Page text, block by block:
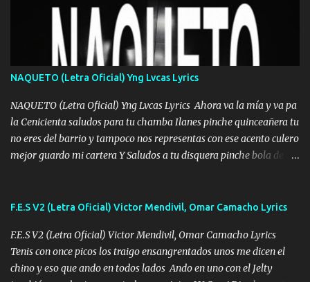
❌ www.elnorteduro.com ❌ Yo No limito los Sueños , si no existe
Uno pues Hallamos Modos , Si me caigo me Levanto, Aprendo Del
Error Y me sacudo El Lodo ❌ www.elnorteduro.com ❌ El Dinero
No me falta Pero Tampoco me Estorba , Por Eso Manejo Todo
Bien Regido Por mis Normas . Aquí no Se Sufre de Ego vengo Desde
Abajo y me costó subir Fue Con Trabajo Y Esfuerzo, Nada es
Regalado Me Super Invertir A Mí lado Una Princesa que A pesar de
Todo Siempre a estado ahí . Hecho pa...
NAQUETO (Letra Oficial) Yng Lvcas Lyrics
NAQUETO (Letra Oficial) Yng Lvcas Lyrics Ahora va la mía y va pa
la Cenicienta saludos para tu chamba Ilanes pinche quinceañera tu
no eres del barrio y tampoco nos representas con ese acento culero
mejor guardo mi cartera Y Saludos a tu disquera pinche bola de
amarrados y tu escondido entre el miedo Que el chacal mas caro
timbo tú tu ropa y tus joyas están iguales a ti todas nacas todas
chafas baratas como TAfi Y un trofeo para Jiménez por dejarse
embarazar aunque aquí huele algo raro y es que tu no estas jamas
F.E.S V2 (Letra Oficial) Victor Mendivil, Omar Camacho Lyrics
F.E.S V2 (Letra Oficial) Victor Mendivil, Omar Camacho Lyrics
Tenis con once picos los traigo ensangrentados unos me dicen el
chino y eso que ando en todos lados Ando en uno con el Jelty